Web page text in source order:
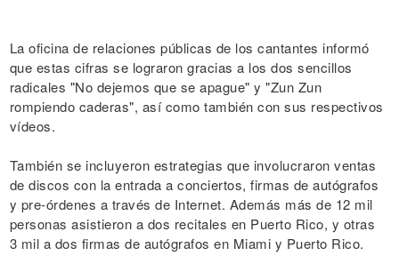
La oficina de relaciones públicas de los cantantes informó
que estas cifras se lograron gracias a los dos sencillos
radicales "No dejemos que se apague" y "Zun Zun
rompiendo caderas", así como también con sus respectivos
vídeos.
También se incluyeron estrategias que involucraron ventas
de discos con la entrada a conciertos, firmas de autógrafos
y pre-órdenes a través de Internet. Además más de 12 mil
personas asistieron a dos recitales en Puerto Rico, y otras
3 mil a dos firmas de autógrafos en Miami y Puerto Rico.